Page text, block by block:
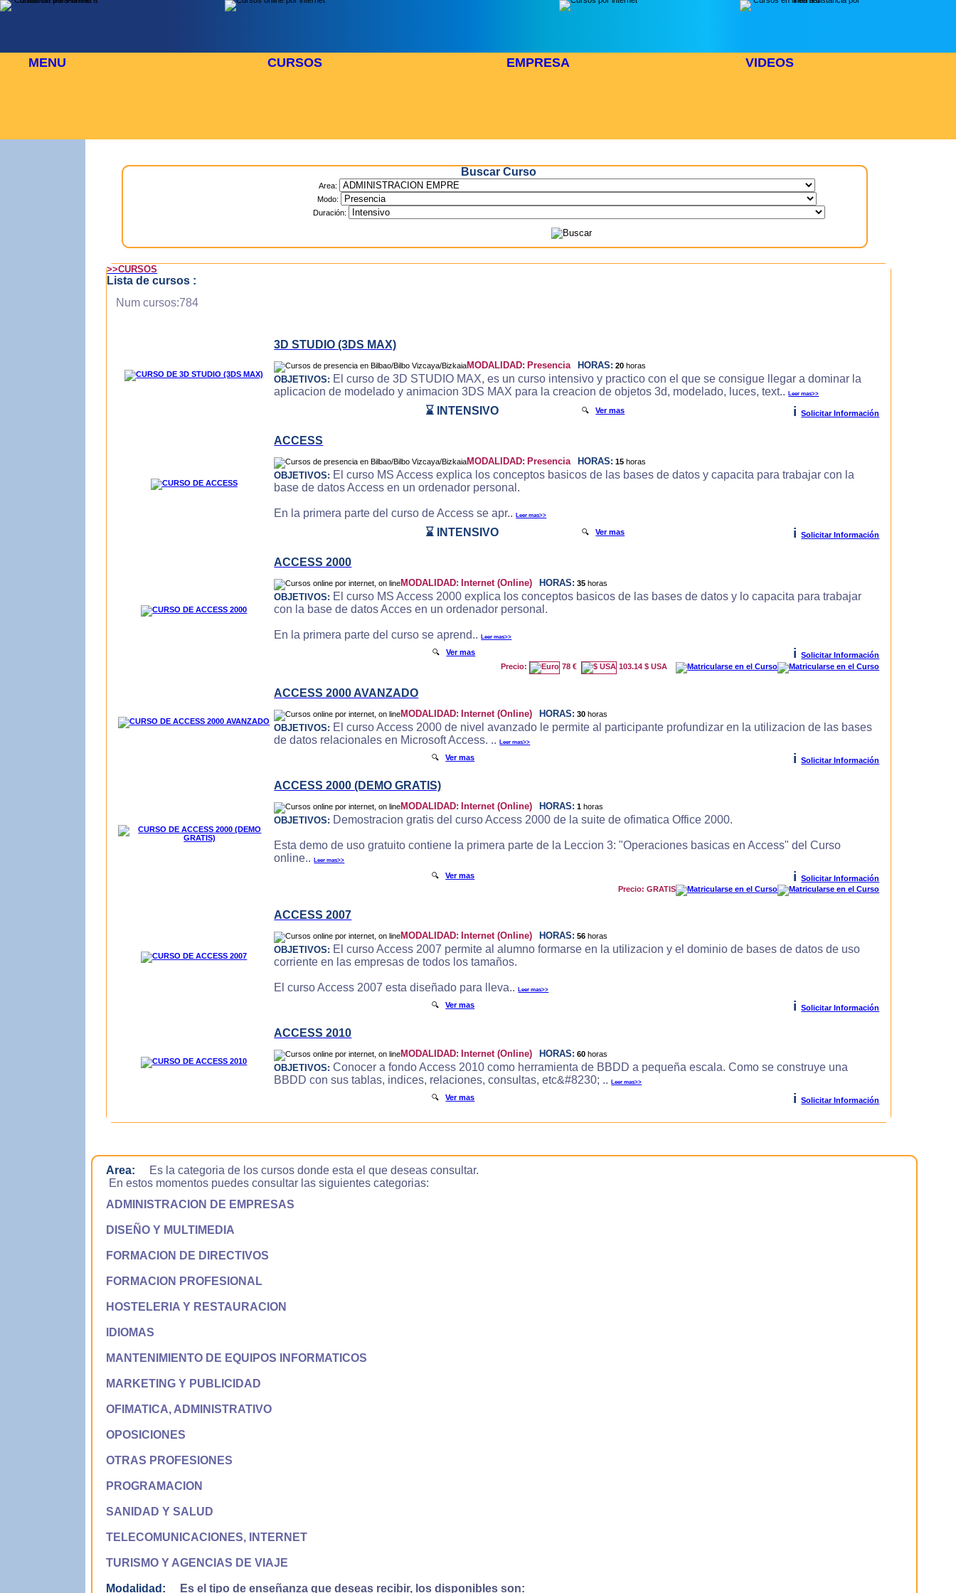
MENU CURSOS EMPRESA VIDEOS
Buscar Curso
Area:
Modo:
Duración:
>>CURSOS
Lista de cursos :
Num cursos:784
3D STUDIO (3DS MAX)
MODALIDAD: Presencia HORAS: 20 horas
OBJETIVOS: El curso de 3D STUDIO MAX, es un curso intensivo y practico con el que se consigue llegar a dominar la
aplicacion de modelado y animacion 3DS MAX para la creacion de objetos 3d, modelado, luces, text..Leer mas>>
⌛ INTENSIVO 🔍Ver mas i Solicitar Información
ACCESS
MODALIDAD: Presencia HORAS: 15 horas
OBJETIVOS: El curso MS Access explica los conceptos basicos de las bases de datos y capacita para trabajar con la
base de datos Access en un ordenador personal.
En la primera parte del curso de Access se apr..Leer mas>>
⌛ INTENSIVO 🔍Ver mas i Solicitar Información
ACCESS 2000
MODALIDAD: Internet (Online) HORAS: 35 horas
OBJETIVOS: El curso MS Access 2000 explica los conceptos basicos de las bases de datos y lo capacita para trabajar
con la base de datos Acces en un ordenador personal.
En la primera parte del curso se aprend..Leer mas>>
🔍Ver mas i
Solicitar Información
Precio:
78 € 103.14 $ USA
ACCESS 2000 AVANZADO
MODALIDAD: Internet (Online) HORAS: 30 horas
OBJETIVOS: El curso Access 2000 de nivel avanzado le permite al participante profundizar en la utilizacion de las bases
de datos relacionales en Microsoft Access. ..Leer mas>>
🔍Ver mas i Solicitar Información
ACCESS 2000 (DEMO GRATIS)
MODALIDAD: Internet (Online) HORAS: 1 horas
OBJETIVOS: Demostracion gratis del curso Access 2000 de la suite de ofimatica Office 2000.
Esta demo de uso gratuito contiene la primera parte de la Leccion 3: "Operaciones basicas en Access" del Curso
online..Leer mas>>
🔍Ver mas i
Solicitar Información
Precio: GRATIS
ACCESS 2007
MODALIDAD: Internet (Online) HORAS: 56 horas
OBJETIVOS: El curso Access 2007 permite al alumno formarse en la utilizacion y el dominio de bases de datos de uso
corriente en las empresas de todos los tamaños.
El curso Access 2007 esta diseñado para lleva..Leer mas>>
🔍Ver mas i Solicitar Información
ACCESS 2010
MODALIDAD: Internet (Online) HORAS: 60 horas
OBJETIVOS: Conocer a fondo Access 2010 como herramienta de BBDD a pequeña escala. Como se construye una
BBDD con sus tablas, indices, relaciones, consultas, etc&#8230; ..Leer mas>>
🔍Ver mas i Solicitar Información
Area:
Es la categoria de los cursos donde esta el que deseas consultar.
En estos momentos puedes consultar las siguientes categorias:
ADMINISTRACION DE EMPRESAS
DISEÑO Y MULTIMEDIA
FORMACION DE DIRECTIVOS
FORMACION PROFESIONAL
HOSTELERIA Y RESTAURACION
IDIOMAS
MANTENIMIENTO DE EQUIPOS INFORMATICOS
MARKETING Y PUBLICIDAD
OFIMATICA, ADMINISTRATIVO
OPOSICIONES
OTRAS PROFESIONES
PROGRAMACION
SANIDAD Y SALUD
TELECOMUNICACIONES, INTERNET
TURISMO Y AGENCIAS DE VIAJE
Modalidad: Es el tipo de enseñanza que deseas recibir, los disponibles son: